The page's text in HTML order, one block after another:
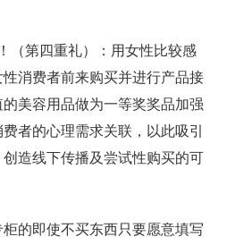
（第四重礼）：用女性比较感
消费者前来购买并进行产品接
美容用品做为一等奖奖品加强
者的心理需求关联，以此吸引
造线下传播及尝试性购买的可
的即使不买东西只要愿意填写